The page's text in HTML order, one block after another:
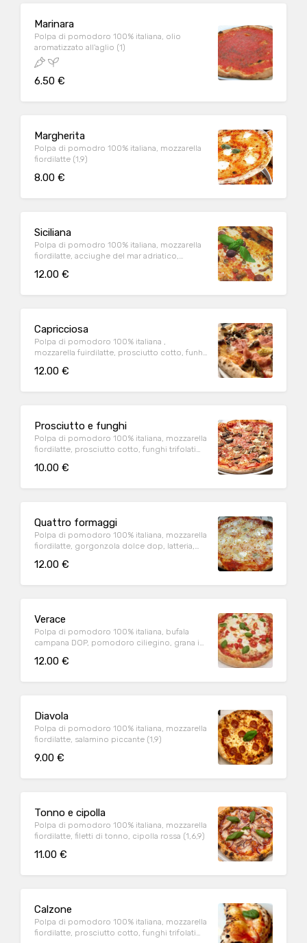
Marinara
Polpa di pomodoro 100% italiana, olio
aromatizzato all'aglio (1)
6.50 €
Margherita
Polpa di pomodro 100% italiana, mozzarella
fiordilatte (1,9)
8.00 €
Siciliana
Polpa di pomodro 100% italiana, mozzarella
fiordilatte, acciughe del mar adriatico,
12.00 €
Capricciosa
Polpa di pomodoro 100% italiana ,
mozzarella fuirdilatte, prosciutto cotto, funhi,
12.00 €
Prosciutto e funghi
Polpa di pomodoro 100% italiana, mozzarella
fiordilatte, prosciutto cotto, funghi trifolati
10.00 €
Quattro formaggi
Polpa di pomodoro 100% italiana, mozzarella
fiordilatte, gorgonzola dolce dop, latteria,
12.00 €
Verace
Polpa di pomodoro 100% italiana, bufala
campana DOP, pomodoro ciliegino, grana in
12.00 €
Diavola
Polpa di pomodoro 100% italiana, mozzarella
fiordilatte, salamino piccante (1,9)
9.00 €
Tonno e cipolla
Polpa di pomodoro 100% italiana, mozzarella
fiordilatte, filetti di tonno, cipolla rossa (1,6,9)
11.00 €
Calzone
Polpa di pomodoro 100% italiana, mozzarella
fiordilatte, prosciutto cotto, funghi trifolati